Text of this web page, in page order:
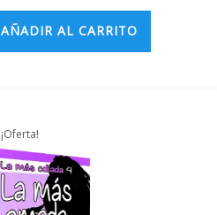
AÑADIR AL CARRITO
¡Oferta!